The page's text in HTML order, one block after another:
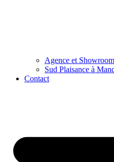
Agence et
Sud Plaisance à
Contact